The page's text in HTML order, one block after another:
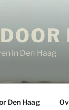
in Den Haag
Den Haag